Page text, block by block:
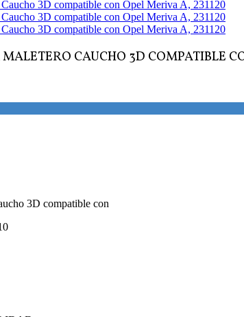
CAUCHO 3D COMPATIBLE
3D compatible con